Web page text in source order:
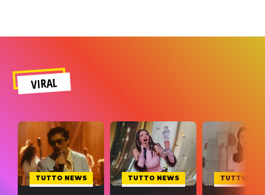
VIRAL
TUTTO NEWS TUTTO NEWS TUTTO